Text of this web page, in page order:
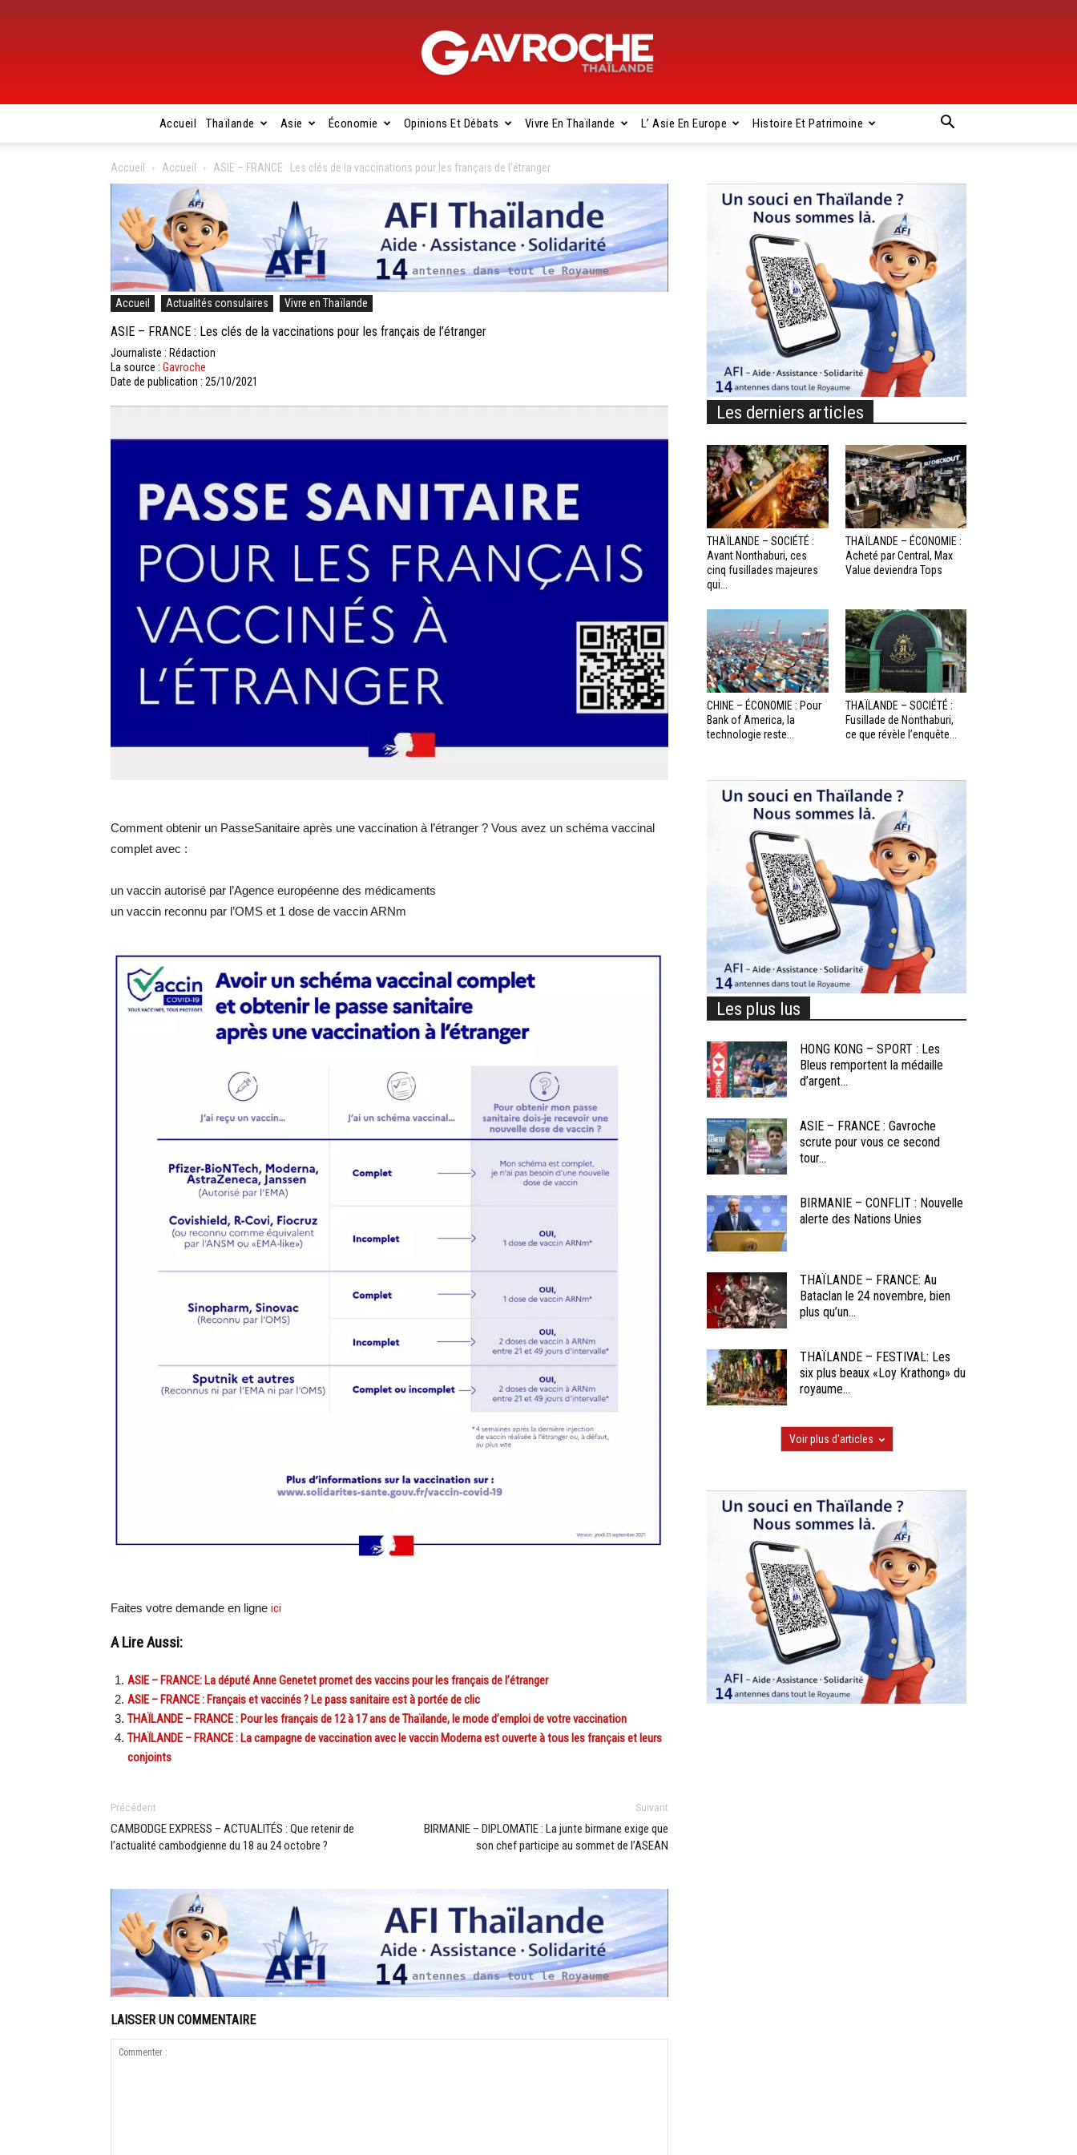
Gavroche
Thaïlande
Accueil Thaïlande Asie Économie Opinions Et Débats Vivre En Thaïlande L’ Asie En Europe Histoire Et Patrimoine
Accueil Accueil ASIE – FRANCE : Les clés de la vaccinations pour les français de l’étranger
Accueil Actualités consulaires Vivre en Thaïlande
ASIE – FRANCE : Les clés de la vaccinations pour les français de l’étranger
Journaliste : Rédaction
La source : Gavroche
Date de publication : 25/10/2021
Comment obtenir un PasseSanitaire après une vaccination à l’étranger ? Vous avez un schéma vaccinal
complet avec :
un vaccin autorisé par l’Agence européenne des médicaments
un vaccin reconnu par l’OMS et 1 dose de vaccin ARNm
Faites votre demande en ligne ici
A Lire Aussi:
ASIE – FRANCE: La député Anne Genetet promet des vaccins pour les français de l’étranger
ASIE – FRANCE : Français et vaccinés ? Le pass sanitaire est à portée de clic
THAÏLANDE – FRANCE : Pour les français de 12 à 17 ans de Thaïlande, le mode d’emploi de votre vaccination
THAÏLANDE – FRANCE : La campagne de vaccination avec le vaccin Moderna est ouverte à tous les français et leurs
conjoints
Précédent
CAMBODGE EXPRESS – ACTUALITÉS : Que retenir de
l’actualité cambodgienne du 18 au 24 octobre ?
Suivant
BIRMANIE – DIPLOMATIE : La junte birmane exige que
son chef participe au sommet de l’ASEAN
LAISSER UN COMMENTAIRE
Les derniers articles
THAÏLANDE – SOCIÉTÉ :
Avant Nonthaburi, ces
cinq fusillades majeures
qui...
THAÏLANDE – ÉCONOMIE :
Acheté par Central, Max
Value deviendra Tops
CHINE – ÉCONOMIE : Pour
Bank of America, la
technologie reste...
THAÏLANDE – SOCIÉTÉ :
Fusillade de Nonthaburi,
ce que révèle l’enquête...
Les plus lus
HONG KONG – SPORT : Les
Bleus remportent la médaille
d’argent...
ASIE – FRANCE : Gavroche
scrute pour vous ce second
tour...
BIRMANIE – CONFLIT : Nouvelle
alerte des Nations Unies
THAÏLANDE – FRANCE: Au
Bataclan le 24 novembre, bien
plus qu’un...
THAÏLANDE – FESTIVAL: Les
six plus beaux «Loy Krathong» du
royaume...
Voir plus d'articles